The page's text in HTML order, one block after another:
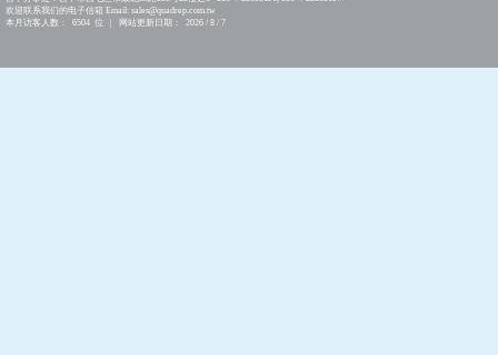
欢迎联系我们的电子信箱 Email: sales@quadrep.com.tw
本月访客人数： 6504 位 | 网站更新日期： 2026 / 8 / 7